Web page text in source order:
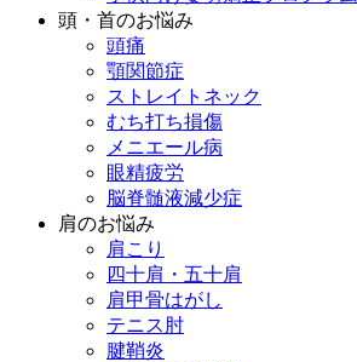
頭・首のお悩み
頭痛
顎関節症
ストレイトネック
むち打ち損傷
メニエール病
眼精疲労
脳脊髄液減少症
肩のお悩み
肩こり
四十肩・五十肩
肩甲骨はがし
テニス肘
腱鞘炎